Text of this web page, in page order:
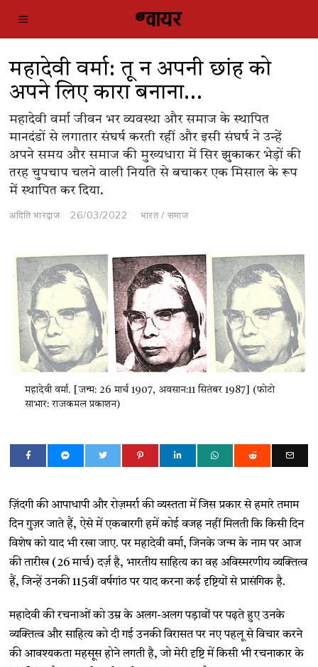
महादेवी वर्मा: तू न अपनी छांह को
अपने लिए कारा बनाना…
महादेवी वर्मा जीवन भर व्यवस्था और समाज के स्थापित
मानदंडों से लगातार संघर्ष करती रहीं और इसी संघर्ष ने उन्हें
अपने समय और समाज की मुख्यधारा में सिर झुकाकर भेड़ों की
तरह चुपचाप चलने वाली नियति से बचाकर एक मिसाल के रूप
में स्थापित कर दिया.
अदिति भारद्वाज 26/03/2022 भारत / समाज
महादेवी वर्मा. [जन्म: 26 मार्च 1907, अवसान:11 सितंबर 1987] (फोटो
साभार: राजकमल प्रकाशन)
ज़िंदगी की आपाधापी और रोज़मर्रा की व्यस्तता में जिस प्रकार से हमारे तमाम
दिन गुज़र जाते हैं, ऐसे में एकबारगी हमें कोई वजह नहीं मिलती कि किसी दिन
विशेष को याद भी रखा जाए. पर महादेवी वर्मा, जिनके जन्म के नाम पर आज
की तारीख (26 मार्च) दर्ज़ है, भारतीय साहित्य का वह अविस्मरणीय व्यक्तित्व
हैं, जिन्हें उनकी 115वीं वर्षगांठ पर याद करना कई दृष्टियों से प्रासंगिक है.
महादेवी की रचनाओं को उम्र के अलग-अलग पड़ावों पर पढ़ते हुए उनके
व्यक्तित्व और साहित्य को दी गई उनकी विरासत पर नए पहलू से विचार करने
की आवश्यकता महसूस होने लगती है, जो मेरी दृष्टि में किसी भी रचनाकार के